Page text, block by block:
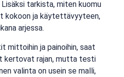
tarkista, miten kuomu
kokoon ja käytettävyyteen,
arjessa.
mittoihin ja painoihin, saat
kertovat rajan, mutta testi
valinta on usein se malli,